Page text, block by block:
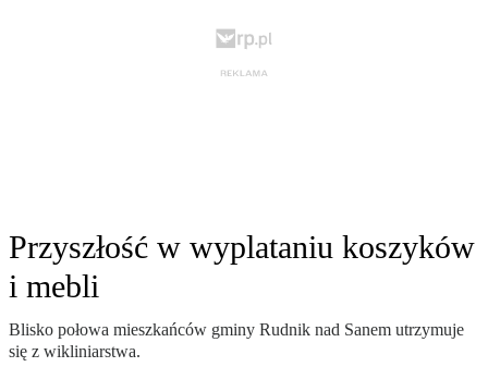
Przyszłość w wyplataniu koszyków
i mebli
Blisko połowa mieszkańców gminy Rudnik nad Sanem utrzymuje
się z wikliniarstwa.